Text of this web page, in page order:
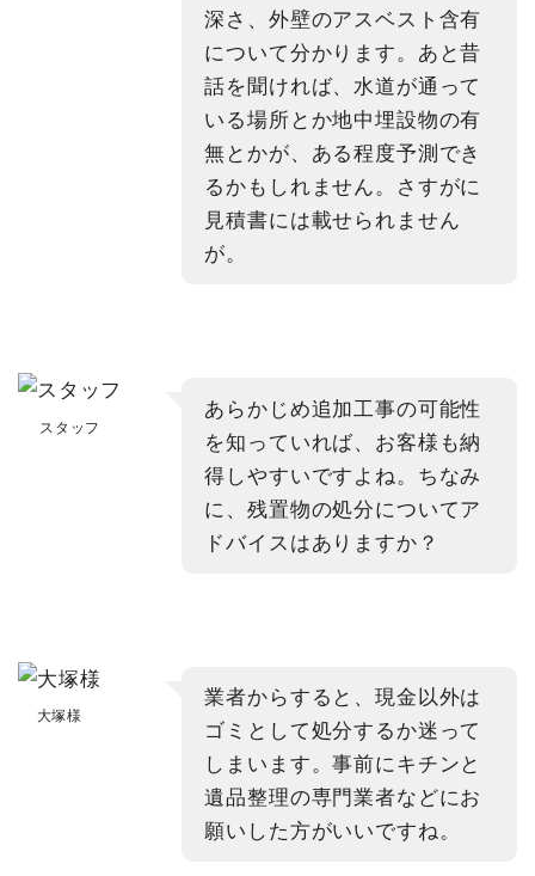
深さ、外壁のアスベスト含有
について分かります。あと昔
話を聞ければ、水道が通って
いる場所とか地中埋設物の有
無とかが、ある程度予測でき
るかもしれません。さすがに
見積書には載せられません
が。
スタッフ
あらかじめ追加工事の可能性
を知っていれば、お客様も納
得しやすいですよね。ちなみ
に、残置物の処分についてア
ドバイスはありますか？
大塚様
業者からすると、現金以外は
ゴミとして処分するか迷って
しまいます。事前にキチンと
遺品整理の専門業者などにお
願いした方がいいですね。